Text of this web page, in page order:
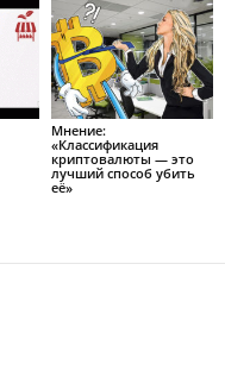
Мнение:
«Классификация
криптовалюты — это
лучший способ убить
её»